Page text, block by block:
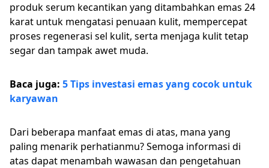
produk serum kecantikan yang ditambahkan emas 24
karat untuk mengatasi penuaan kulit, mempercepat
proses regenerasi sel kulit, serta menjaga kulit tetap
segar dan tampak awet muda.
Baca juga: 5 Tips investasi emas yang cocok untuk
karyawan
Dari beberapa manfaat emas di atas, mana yang
paling menarik perhatianmu? Semoga informasi di
atas dapat menambah wawasan dan pengetahuan